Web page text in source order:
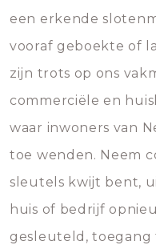
een erkende
vooraf geboekte of
zijn trots op ons
commerciële en
waar inwoners van
toe wenden. Neem
sleutels kwijt bent,
huis of bedrijf
gesleuteld,